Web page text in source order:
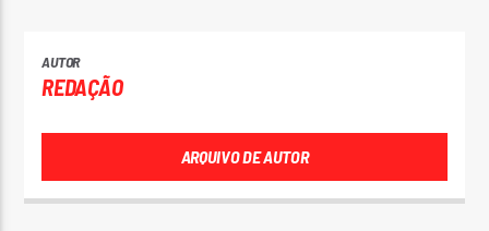
AUTOR
REDAÇÃO
ARQUIVO DE AUTOR